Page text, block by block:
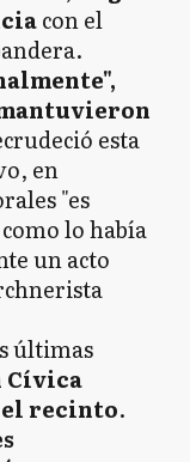
con el
esta
en
"es
lo había
un acto
últimas
Cívica
el recinto.